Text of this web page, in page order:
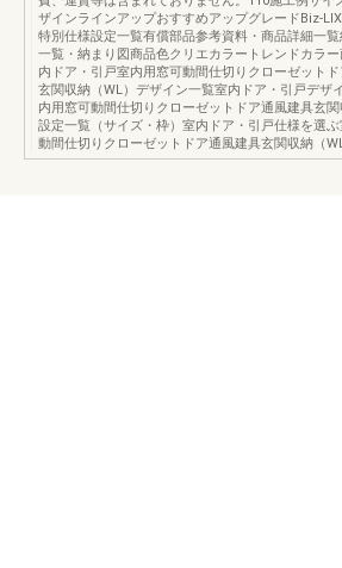
ザインラインアップおすすめアップグレードBiz-
特別仕様設定一覧有償部品参考資料・商品詳細一
一覧・納まり図商品色クリエカラートレンドカラ
内ドア・引戸室内用窓可動間仕切りクローゼット
玄関収納（WL）デザイン一覧室内ドア・引戸デザ
内用窓可動間仕切りクローゼットドア通風建具玄関
設定一覧（サイズ・枠）室内ドア・引戸仕様を選
動間仕切りクローゼットドア通風建具玄関収納（